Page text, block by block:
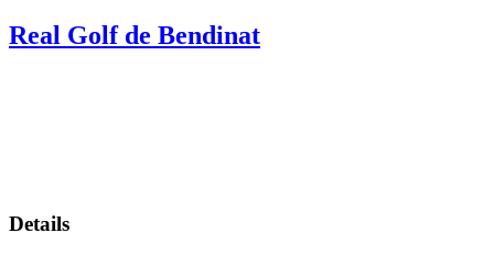
Real Golf de Bendinat
Details